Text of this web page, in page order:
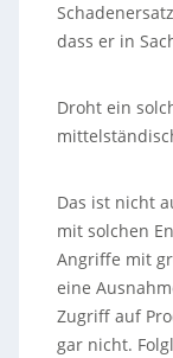
dass er in
Droht ein
Das ist nicht
mit solchen
Angriffe mit
eine
Zugriff auf
gar nicht.